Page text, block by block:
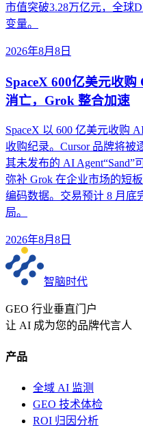
市值突破3.28万亿元，全球
变量。
2026年8月8日
SpaceX 600亿美元收
消亡，Grok 整合加速
SpaceX 以 600 亿美元收购
收购纪录。Cursor 品牌将被
其未发布的 AI Agent“Sand”
弥补 Grok 在企业市场的短
编码数据。交易预计 8 月底
局。
2026年8月8日
智脑时代
GEO 行业垂直门户
让 AI 成为您的品牌代言人
产品
全域 AI 监测
GEO 技术体检
ROI 归因分析